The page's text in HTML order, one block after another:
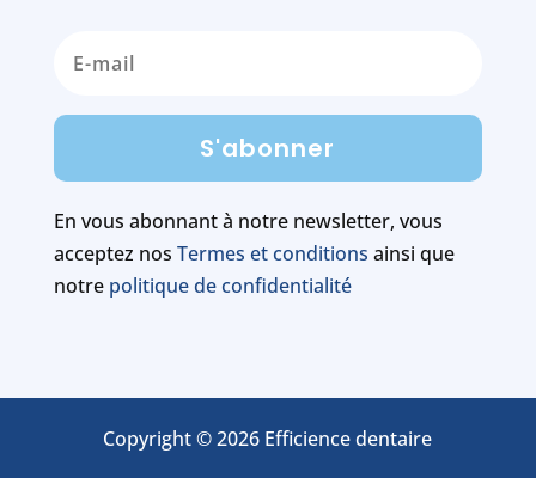
S'abonner
En vous abonnant à notre newsletter, vous
acceptez nos Termes et conditions ainsi que
notre politique de confidentialité
Copyright © 2026 Efficience dentaire